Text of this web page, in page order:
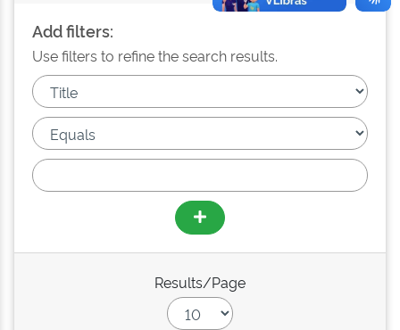
Add filters:
Use filters to refine the search results.
Results/Page